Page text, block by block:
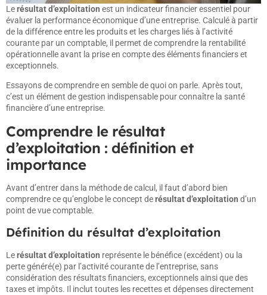
Lerésultat d’exploitation est un indicateur financier essentiel pour
évaluer la performance économique d’une entreprise. Calculé à partir
de la différence entre les produits et les charges liés à l’activité
courante par un comptable, il permet de comprendre la rentabilité
opérationnelle avant la prise en compte des éléments financiers et
exceptionnels.
Essayons de comprendre en semble de quoi on parle. Après tout,
c’est un élément de gestion indispensable pour connaître la santé
financière d’une entreprise.
Comprendre le résultat
d’exploitation : définition et
importance
Avant d’entrer dans la méthode de calcul, il faut d’abord bien
comprendre ce qu’englobe le concept derésultat d’exploitation d’un
point de vue comptable.
Définition du résultat d’exploitation
Lerésultat d’exploitation représente le bénéfice (excédent) ou la
perte généré(e) par l’activité courante de l’entreprise, sans
considération des résultats financiers, exceptionnels ainsi que des
taxes et impôts. Il inclut toutes les recettes et dépenses directement